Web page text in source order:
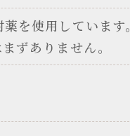
を使用しています。
ずありません。